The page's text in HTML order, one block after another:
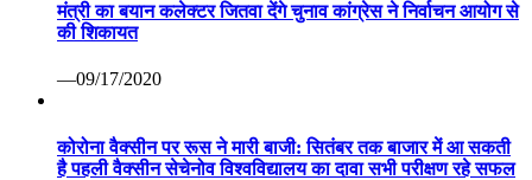
मंत्री का बयान कलेक्टर जितवा देंगे चुनाव कांग्रेस ने निर्वाचन आयोग से
की शिकायत
—09/17/2020
कोरोना वैक्सीन पर रूस ने मारी बाजी: सितंबर तक बाजार में आ सकती
है पहली वैक्सीन सेचेनोव विश्वविद्यालय का दावा सभी परीक्षण रहे सफल